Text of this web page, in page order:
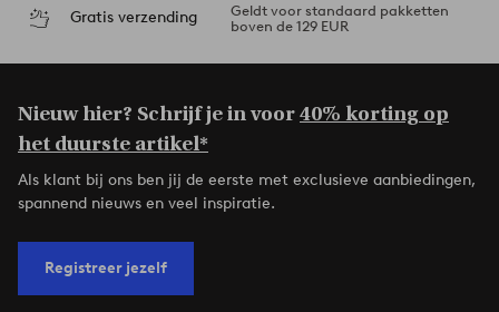
Gratis verzending
Geldt voor standaard pakketten
boven de 129 EUR
Nieuw hier? Schrijf je in voor40% korting op
het duurste artikel*
Als klant bij ons ben jij de eerste met exclusieve aanbiedingen,
spannend nieuws en veel inspiratie.
Registreer jezelf